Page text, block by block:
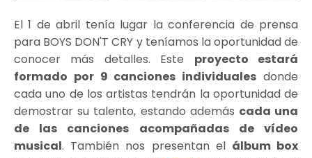
El 1 de abril tenía lugar la conferencia de prensa
para BOYS DON'T CRY y teníamos la oportunidad de
conocer más detalles. Este proyecto estará
formado por 9 canciones individuales donde
cada uno de los artistas tendrán la oportunidad de
demostrar su talento, estando además cada una
de las canciones acompañadas de vídeo
musical. También nos presentan el álbum box